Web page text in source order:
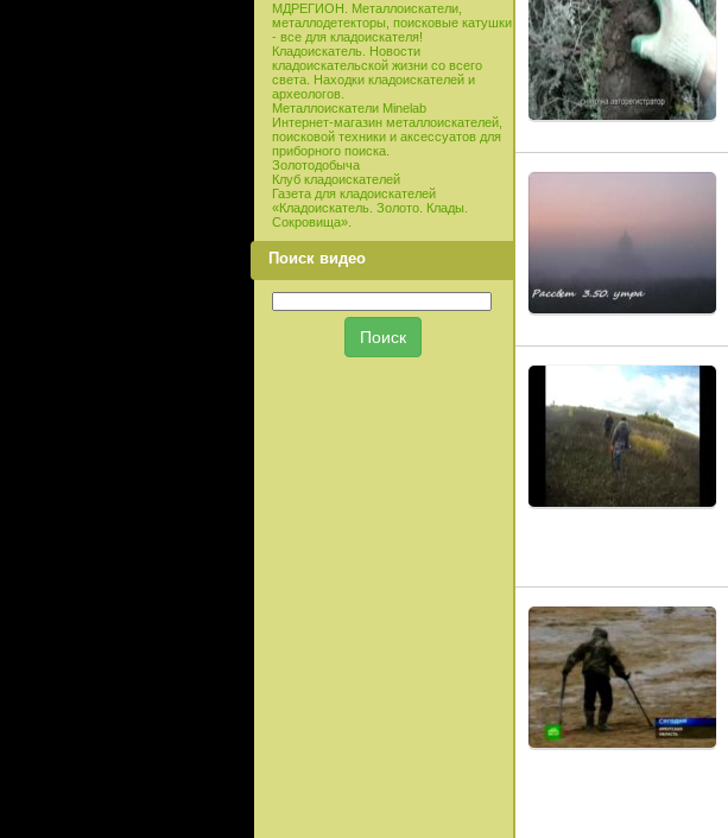
МДРЕГИОН. Металлоискатели,
металлодетекторы, поисковые катушки
- все для кладоискателя!
Кладоискатель. Новости
кладоискательской жизни со всего
света. Находки кладоискателей и
археологов.
Металлоискатели Minelab
Интернет-магазин металлоискателей,
поисковой техники и аксессуатов для
приборного поиска.
Золотодобыча
Клуб кладоискателей
Газета для кладоискателей
«Кладоискатель. Золото. Клады.
Сокровища».
Поиск видео